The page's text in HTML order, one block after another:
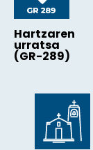
Hartzaren
urratsa
(GR-289)